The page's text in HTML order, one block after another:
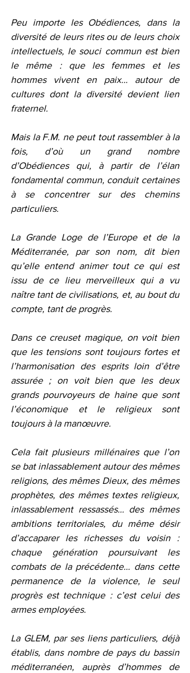
Peu importe les Obédiences, dans la
diversité de leurs rites ou de leurs choix
intellectuels, le souci commun est bien
le même : que les femmes et les
hommes vivent en paix… autour de
cultures dont la diversité devient lien
fraternel.
Mais la F.M. ne peut tout rassembler à la
fois, d’où un grand nombre
d’Obédiences qui, à partir de l’élan
fondamental commun, conduit certaines
à se concentrer sur des chemins
particuliers.
La Grande Loge de l’Europe et de la
Méditerranée, par son nom, dit bien
qu’elle entend animer tout ce qui est
issu de ce lieu merveilleux qui a vu
naître tant de civilisations, et, au bout du
compte, tant de progrès.
Dans ce creuset magique, on voit bien
que les tensions sont toujours fortes et
l’harmonisation des esprits loin d’être
assurée ; on voit bien que les deux
grands pourvoyeurs de haine que sont
l’économique et le religieux sont
toujours à la manœuvre.
Cela fait plusieurs millénaires que l’on
se bat inlassablement autour des mêmes
religions, des mêmes Dieux, des mêmes
prophètes, des mêmes textes religieux,
inlassablement ressassés… des mêmes
ambitions territoriales, du même désir
d’accaparer les richesses du voisin :
chaque génération poursuivant les
combats de la précédente… dans cette
permanence de la violence, le seul
progrès est technique : c’est celui des
armes employées.
La GLEM, par ses liens particuliers, déjà
établis, dans nombre de pays du bassin
méditerranéen, auprès d’hommes de